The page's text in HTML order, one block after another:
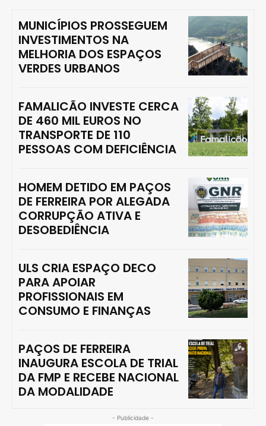
MUNICÍPIOS PROSSEGUEM
INVESTIMENTOS NA
MELHORIA DOS ESPAÇOS
VERDES URBANOS
FAMALICÃO INVESTE CERCA
DE 460 MIL EUROS NO
TRANSPORTE DE 110
PESSOAS COM DEFICIÊNCIA
HOMEM DETIDO EM PAÇOS
DE FERREIRA POR ALEGADA
CORRUPÇÃO ATIVA E
DESOBEDIÊNCIA
ULS CRIA ESPAÇO DECO
PARA APOIAR
PROFISSIONAIS EM
CONSUMO E FINANÇAS
PAÇOS DE FERREIRA
INAUGURA ESCOLA DE TRIAL
DA FMP E RECEBE NACIONAL
DA MODALIDADE
- Publicidade -